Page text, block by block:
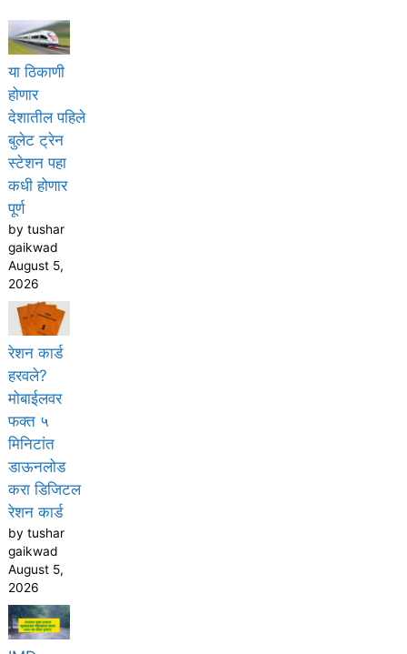
या ठिकाणी
होणार
देशातील पहिले
बुलेट ट्रेन
स्टेशन पहा
कधी होणार
पूर्ण
by tushar
gaikwad
August 5,
2026
रेशन कार्ड
हरवले?
मोबाईलवर
फक्त ५
मिनिटांत
डाऊनलोड
करा डिजिटल
रेशन कार्ड
by tushar
gaikwad
August 5,
2026